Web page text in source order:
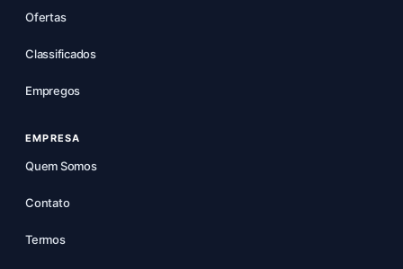
Ofertas
Classificados
Empregos
EMPRESA
Quem Somos
Contato
Termos